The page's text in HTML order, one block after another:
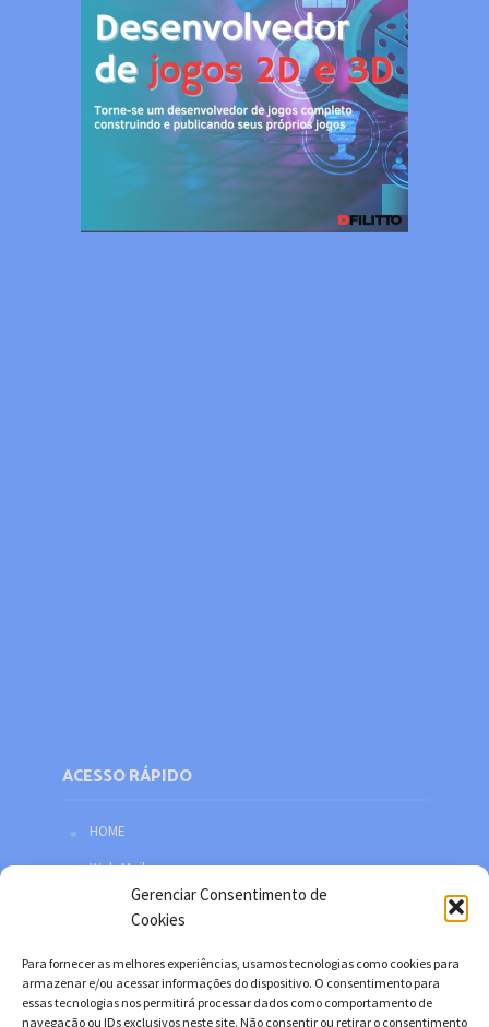
Gerenciar Consentimento de
Cookies
Para fornecer as melhores experiências, usamos tecnologias como cookies para
armazenar e/ou acessar informações do dispositivo. O consentimento para
essas tecnologias nos permitirá processar dados como comportamento de
navegação ou IDs exclusivos neste site. Não consentir ou retirar o consentimento
ACESSO RÁPIDO
HOME
Web Mail
Política de privacidade
Facebook
Twitter